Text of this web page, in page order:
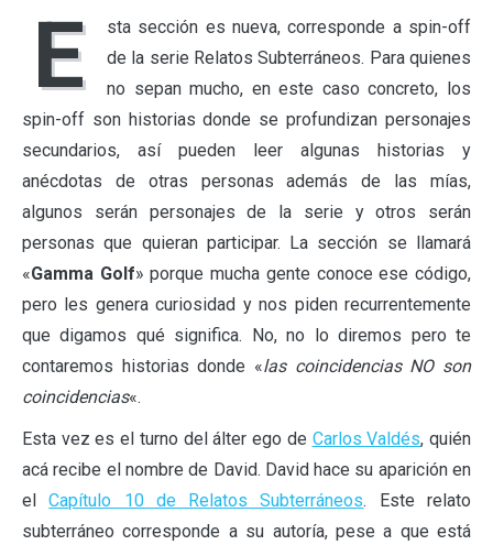
E
sta sección es nueva, corresponde a spin-off
de la serie Relatos Subterráneos. Para quienes
no sepan mucho, en este caso concreto, los
spin-off son historias donde se profundizan personajes
secundarios, así pueden leer algunas historias y
anécdotas de otras personas además de las mías,
algunos serán personajes de la serie y otros serán
personas que quieran participar. La sección se llamará
«Gamma Golf» porque mucha gente conoce ese código,
pero les genera curiosidad y nos piden recurrentemente
que digamos qué significa. No, no lo diremos pero te
contaremos historias donde «las coincidencias NO son
coincidencias«.
Esta vez es el turno del álter ego de Carlos Valdés, quién
acá recibe el nombre de David. David hace su aparición en
elCapítulo 10 de Relatos Subterráneos. Este relato
subterráneo corresponde a su autoría, pese a que está